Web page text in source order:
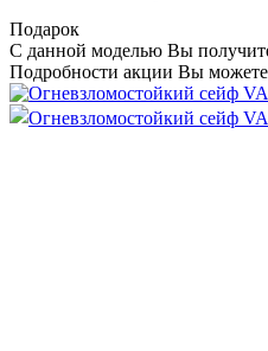
Подарок
С данной моделью Вы
Подробности акции Вы